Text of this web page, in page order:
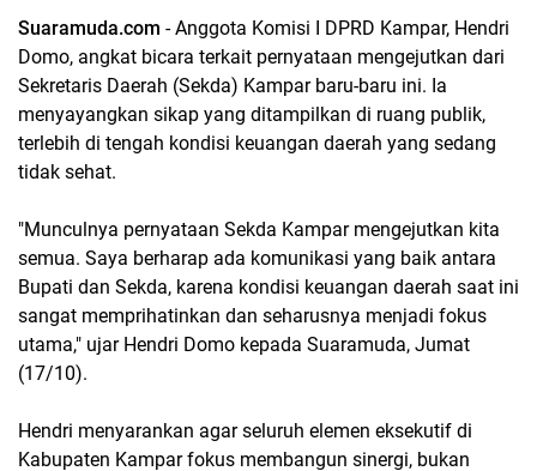
Suaramuda.com - Anggota Komisi I DPRD Kampar, Hendri
Domo, angkat bicara terkait pernyataan mengejutkan dari
Sekretaris Daerah (Sekda) Kampar baru-baru ini. Ia
menyayangkan sikap yang ditampilkan di ruang publik,
terlebih di tengah kondisi keuangan daerah yang sedang
tidak sehat.
"Munculnya pernyataan Sekda Kampar mengejutkan kita
semua. Saya berharap ada komunikasi yang baik antara
Bupati dan Sekda, karena kondisi keuangan daerah saat ini
sangat memprihatinkan dan seharusnya menjadi fokus
utama," ujar Hendri Domo kepada Suaramuda, Jumat
(17/10).
Hendri menyarankan agar seluruh elemen eksekutif di
Kabupaten Kampar fokus membangun sinergi, bukan